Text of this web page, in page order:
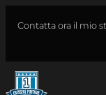
Contatta ora il mio